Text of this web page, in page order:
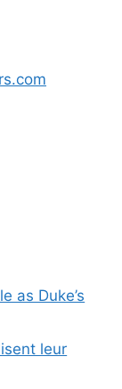
as Duke’s
leur